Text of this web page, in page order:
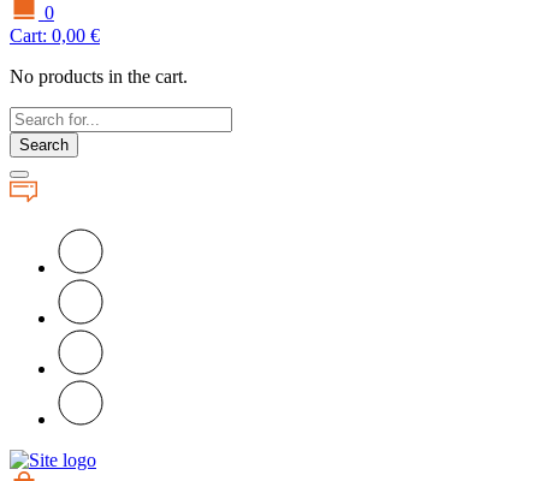
0
Cart: 0,00 €
No products in the cart.
Search